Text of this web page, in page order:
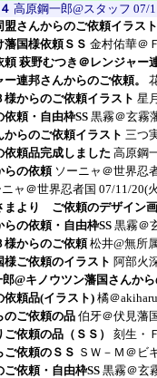
高原鋼一郎@スタッフ 07/
盟さんからのご依頼イラスト
藩国様依頼ＳＳ 金村佑華＠
頼 萩野むつき＠レンジャ
連邦さんからのご依頼。
様からのご依頼イラスト 星
頼・自由枠SS黒霧＠玄霧
らのご依頼イラスト 三つ
依頼品完成しました 高原鋼
らの依頼 ソーニャ＠世界忍
ニャ＠世界忍者国 07/11/20(
まより ご依頼のデザイン画
らの依頼・自由枠SS 黒霧＠
様からのご依頼 松井@無所
ご依頼のイラスト 阿部火
@キノウツン藩国さんか
依頼品(イラスト)橘＠
のご依頼の品 伯牙＠伏見藩
依頼の品（ＳＳ）
刻生・
ご依頼のＳＳ ＳＷ－Ｍ＠ビ
依頼・自由枠SS黒霧＠玄